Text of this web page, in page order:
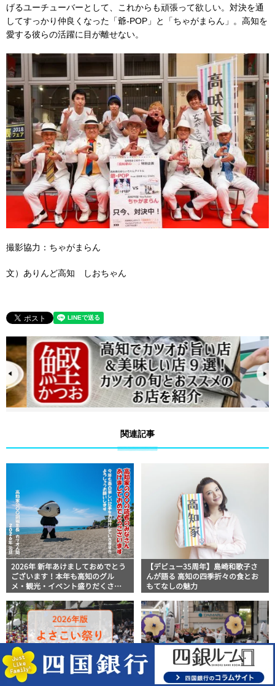
げるユーチューバーとして、これからも頑張って欲しい。対決を通
してすっかり仲良くなった「爺-POP」と「ちゃがまらん」。高知を
愛する彼らの活躍に目が離せない。
撮影協力：ちゃがまらん
文）ありんど高知 しおちゃん
関連記事
2026年 新年あけましておめでとう
ございます！本年も高知のグル
メ・観光・イベント盛りだくさん
願いします
【デビュー35周年】島崎和歌子さ
んが語る 高知の四季折々の食とお
もてなしの魅力